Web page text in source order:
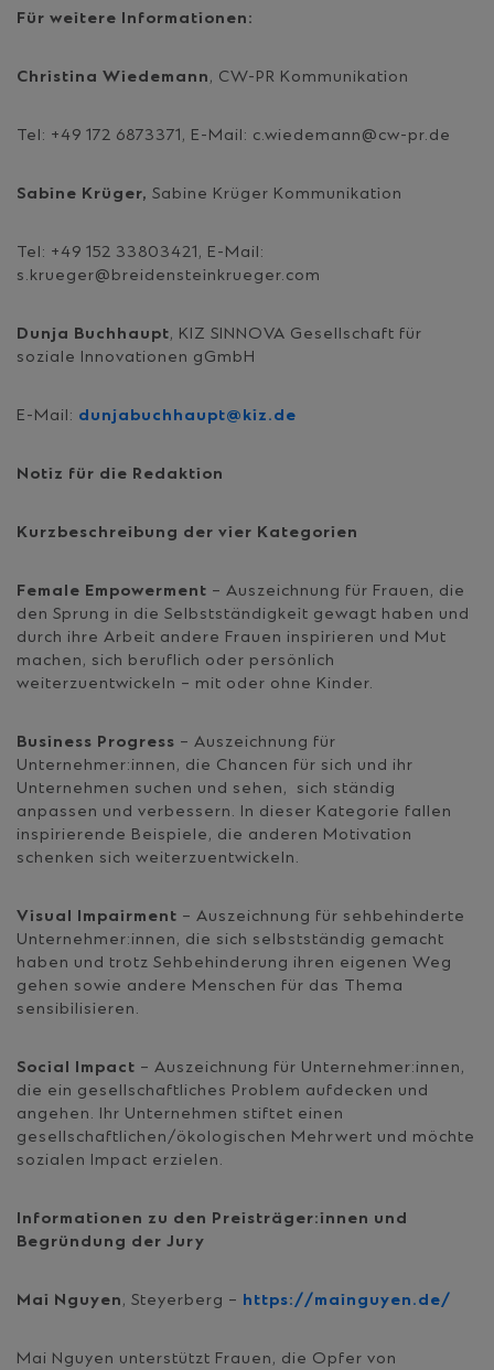
Für weitere Informationen:
Christina Wiedemann, CW-PR Kommunikation
Tel: +49 172 6873371, E-Mail: c.wiedemann@cw-pr.de
Sabine Krüger, Sabine Krüger Kommunikation
Tel: +49 152 33803421, E-Mail:
s.krueger@breidensteinkrueger.com
Dunja Buchhaupt, KIZ SINNOVA Gesellschaft für
soziale Innovationen gGmbH
E-Mail: dunjabuchhaupt@kiz.de
Notiz für die Redaktion
Kurzbeschreibung der vier Kategorien
Female Empowerment – Auszeichnung für Frauen, die
den Sprung in die Selbstständigkeit gewagt haben und
durch ihre Arbeit andere Frauen inspirieren und Mut
machen, sich beruflich oder persönlich
weiterzuentwickeln – mit oder ohne Kinder.
Business Progress – Auszeichnung für
Unternehmer:innen, die Chancen für sich und ihr
Unternehmen suchen und sehen, sich ständig
anpassen und verbessern. In dieser Kategorie fallen
inspirierende Beispiele, die anderen Motivation
schenken sich weiterzuentwickeln.
Visual Impairment – Auszeichnung für sehbehinderte
Unternehmer:innen, die sich selbstständig gemacht
haben und trotz Sehbehinderung ihren eigenen Weg
gehen sowie andere Menschen für das Thema
sensibilisieren.
Social Impact – Auszeichnung für Unternehmer:innen,
die ein gesellschaftliches Problem aufdecken und
angehen. Ihr Unternehmen stiftet einen
gesellschaftlichen/ökologischen Mehrwert und möchte
sozialen Impact erzielen.
Informationen zu den Preisträger:innen und
Begründung der Jury
Mai Nguyen, Steyerberg – https://mainguyen.de/
Mai Nguyen unterstützt Frauen, die Opfer von